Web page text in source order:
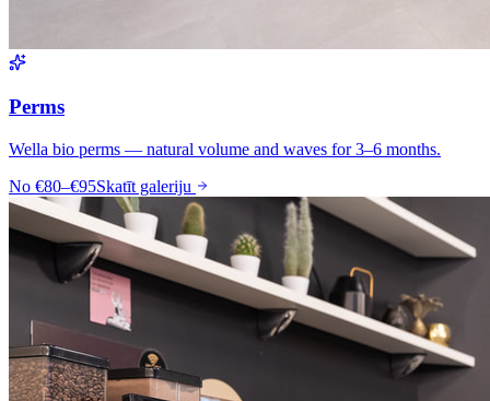
Perms
Wella bio perms — natural volume and waves for 3–6 months.
No €80–€95Skatīt galeriju